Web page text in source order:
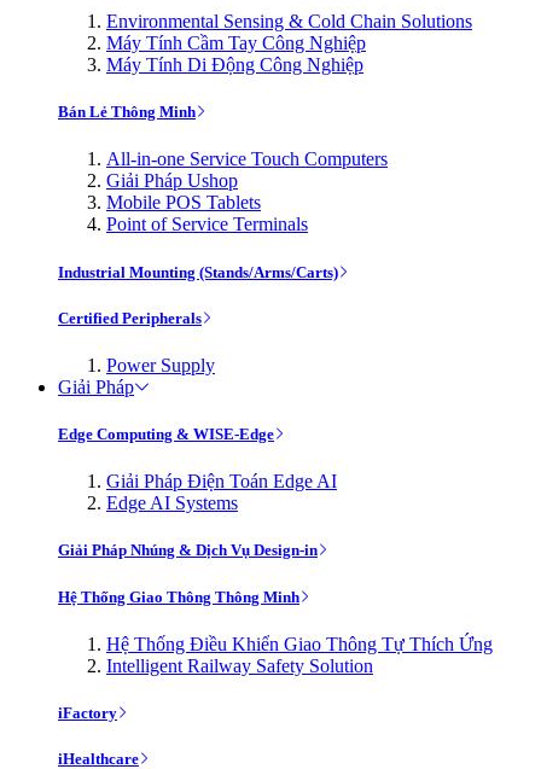
Environmental Sensing & Cold Chain Solutions
Máy Tính Cầm Tay Công Nghiệp
Máy Tính Di Động Công Nghiệp
Bán Lẻ Thông Minh
All-in-one Service Touch Computers
Giải Pháp Ushop
Mobile POS Tablets
Point of Service Terminals
Industrial Mounting (Stands/Arms/Carts)
Certified Peripherals
Power Supply
Giải Pháp
Edge Computing & WISE-Edge
Giải Pháp Điện Toán Edge AI
Edge AI Systems
Giải Pháp Nhúng & Dịch Vụ Design-in
Hệ Thống Giao Thông Thông Minh
Hệ Thống Điều Khiển Giao Thông Tự Thích Ứng
Intelligent Railway Safety Solution
iFactory
iHealthcare